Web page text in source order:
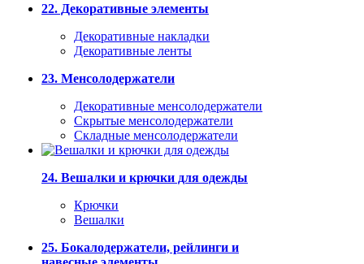
22. Декоративные элементы
Декоративные накладки
Декоративные ленты
23. Менсолодержатели
Декоративные менсолодержатели
Скрытые менсолодержатели
Складные менсолодержатели
24. Вешалки и крючки для одежды
Крючки
Вешалки
25. Бокалодержатели, рейлинги и